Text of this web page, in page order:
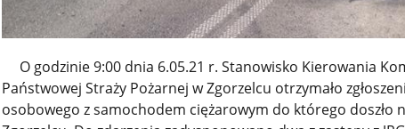
O godzinie 9:00 dnia 6.05.21 r. Stanowisko Kierowania
Państwowej Straży Pożarnej w Zgorzelcu otrzymało
osobowego z samochodem ciężarowym do którego doszło